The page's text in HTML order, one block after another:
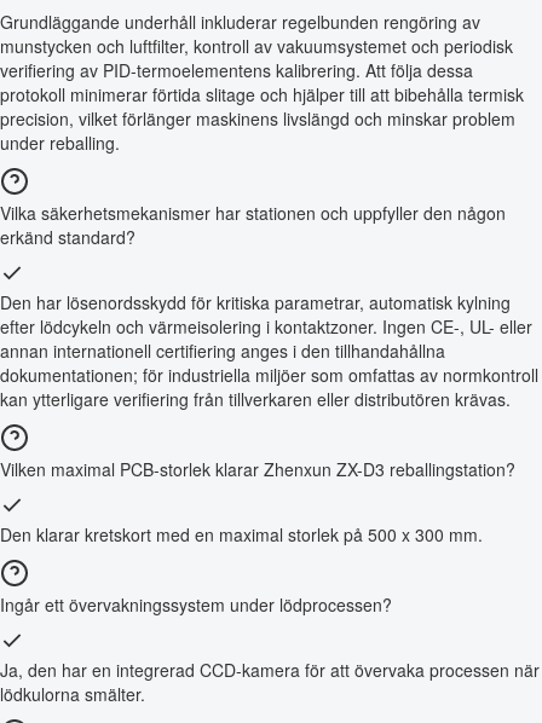
Grundläggande underhåll inkluderar regelbunden rengöring av
munstycken och luftfilter, kontroll av vakuumsystemet och periodisk
verifiering av PID-termoelementens kalibrering. Att följa dessa
protokoll minimerar förtida slitage och hjälper till att bibehålla termisk
precision, vilket förlänger maskinens livslängd och minskar problem
under reballing.
Vilka säkerhetsmekanismer har stationen och uppfyller den någon
erkänd standard?
Den har lösenordsskydd för kritiska parametrar, automatisk kylning
efter lödcykeln och värmeisolering i kontaktzoner. Ingen CE-, UL- eller
annan internationell certifiering anges i den tillhandahållna
dokumentationen; för industriella miljöer som omfattas av normkontroll
kan ytterligare verifiering från tillverkaren eller distributören krävas.
Vilken maximal PCB-storlek klarar Zhenxun ZX-D3 reballingstation?
Den klarar kretskort med en maximal storlek på 500 x 300 mm.
Ingår ett övervakningssystem under lödprocessen?
Ja, den har en integrerad CCD-kamera för att övervaka processen när
lödkulorna smälter.